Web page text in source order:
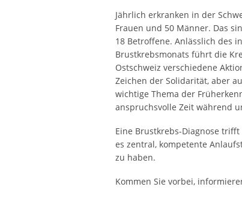
Jährlich erkranken in der
Frauen und 50 Männer. Das
18 Betroffene. Anlässlich des
Brustkrebsmonats führt die
Ostschweiz verschiedene
Zeichen der Solidarität, aber
wichtige Thema der
anspruchsvolle Zeit während
Eine Brustkrebs-Diagnose
es zentral, kompetente
zu haben.
Kommen Sie vorbei,